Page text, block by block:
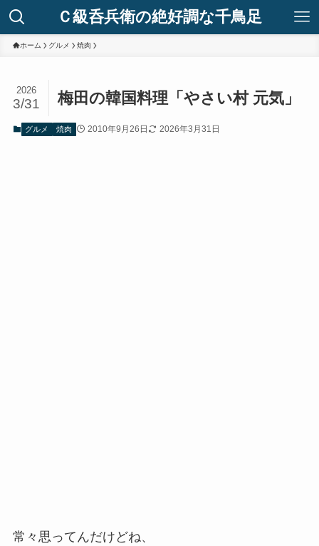
Ｃ級呑兵衛の絶好調な千鳥足
ホーム グルメ 焼肉
梅田の韓国料理「やさい村 元気」
2026
3/31
グルメ 焼肉 2010年9月26日 2026年3月31日
常々思ってんだけどね、